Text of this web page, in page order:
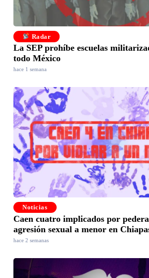
Radar
La SEP prohíbe escuelas
todo México
hace 1 semana
Noticias
Caen cuatro implicados por
agresión sexual a menor en
hace 2 semanas